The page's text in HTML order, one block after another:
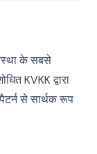
के सबसे
KVKK द्वारा
से सार्थक रूप